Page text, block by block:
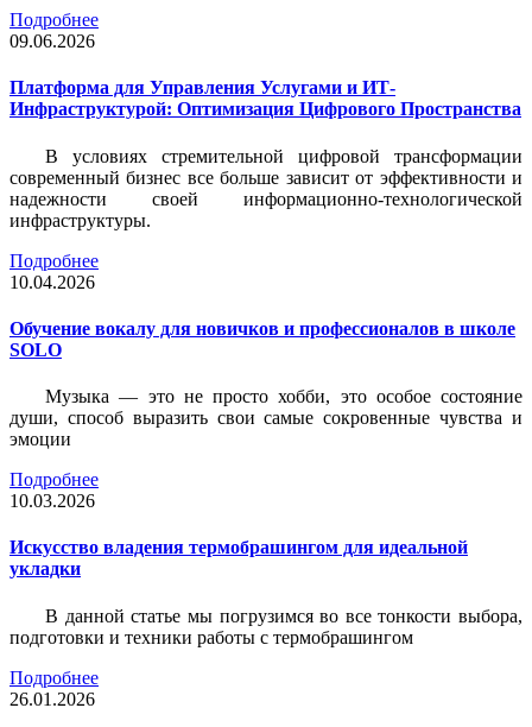
Подробнее
09.06.2026
Платформа для Управления Услугами и ИТ-
Инфраструктурой: Оптимизация Цифрового Пространства
В условиях стремительной цифровой трансформации
современный бизнес все больше зависит от эффективности и
надежности своей информационно-технологической
инфраструктуры.
Подробнее
10.04.2026
Обучение вокалу для новичков и профессионалов в школе
SOLO
Музыка — это не просто хобби, это особое состояние
души, способ выразить свои самые сокровенные чувства и
эмоции
Подробнее
10.03.2026
Искусство владения термобрашингом для идеальной
укладки
В данной статье мы погрузимся во все тонкости выбора,
подготовки и техники работы с термобрашингом
Подробнее
26.01.2026